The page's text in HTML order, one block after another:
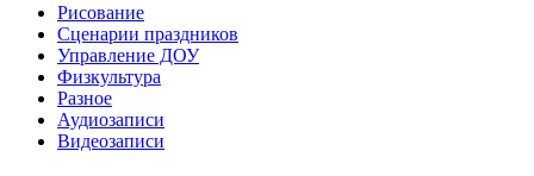
Рисование
Сценарии праздников
Управление ДОУ
Физкультура
Разное
Аудиозаписи
Видеозаписи